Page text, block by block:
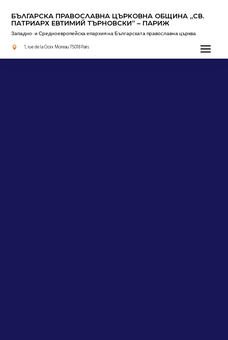
БЪЛГАРСКА ПРАВОСЛАВНА ЦЪРКОВНА OБЩИНА „СВ.
ПАТРИАРХ ЕВТИМИЙ ТЪРНОВСКИ“ – ПАРИЖ
Западно- и Средноевропейска епархия на Българската православна църква
 1, rue de la Croix Moreau 75018 Paris